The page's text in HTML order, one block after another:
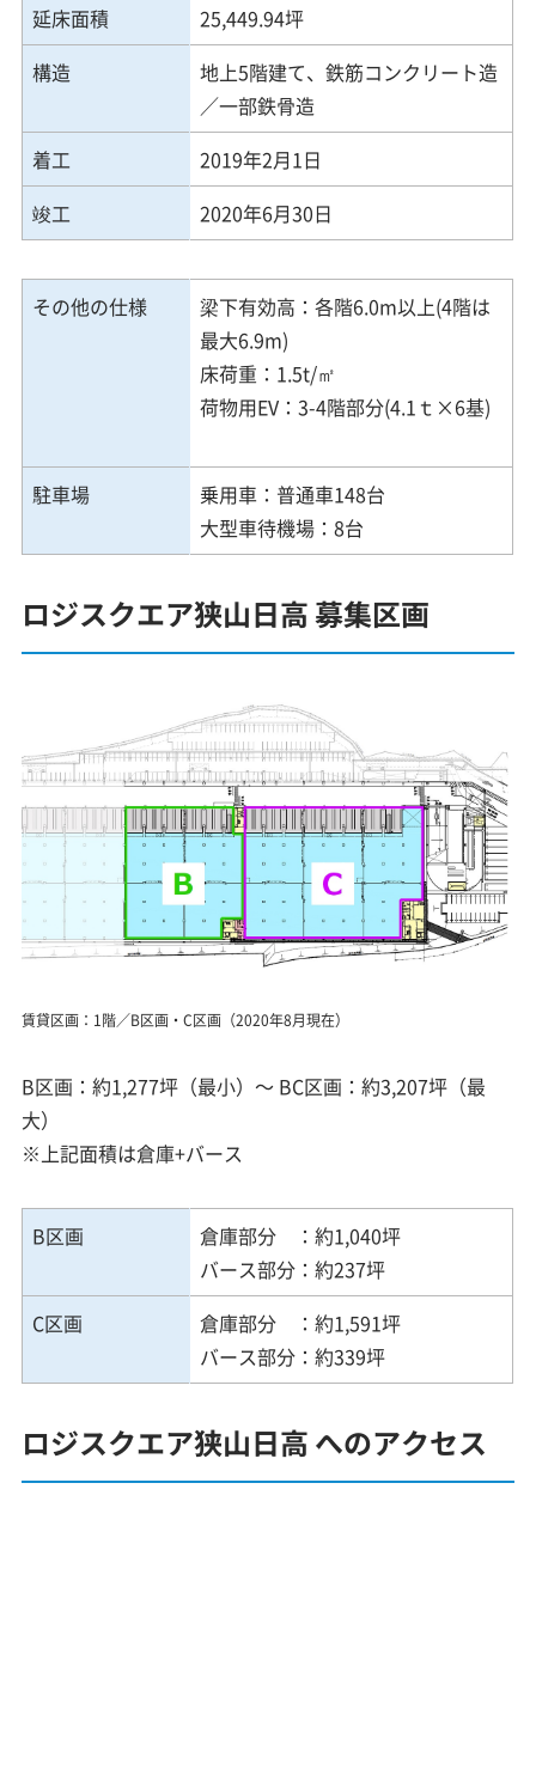
延床面積
25,449.94坪
構造
地上5階建て、鉄筋コンクリート造
／一部鉄骨造
着工
2019年2月1日
竣工
2020年6月30日
その他の仕様
梁下有効高：各階6.0m以上(4階は
最大6.9m)
床荷重：1.5t/㎡
荷物用EV：3-4階部分(4.1ｔ×6基)
駐車場
乗用車：普通車148台
大型車待機場：8台
ロジスクエア狭山日高 募集区画
賃貸区画：1階／B区画・C区画（2020年8月現在）
B区画：約1,277坪（最小）～ BC区画：約3,207坪（最
大）
※上記面積は倉庫+バース
B区画
倉庫部分 ：約1,040坪
バース部分：約237坪
C区画
倉庫部分 ：約1,591坪
バース部分：約339坪
ロジスクエア狭山日高 へのアクセス